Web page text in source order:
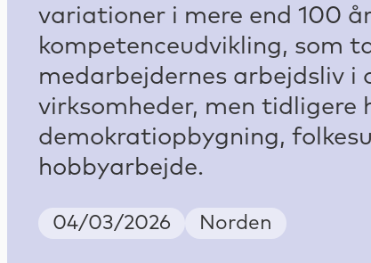
variationer i mere end 100
kompetenceudvikling, som
medarbejdernes arbejdsliv
virksomheder, men
demokratiopbygning,
hobbyarbejde.
Publish Date
04/03/2026 Country
Norden